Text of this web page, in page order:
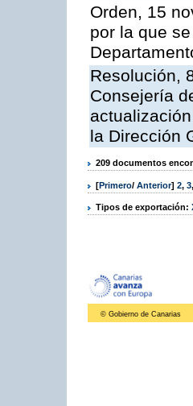
Orden, 15
por la que
Resolución,
Consejería
la Dirección
209 documentos
[Primero/ Anterior] 2, 3,
Tipos de exportación:
© Gobierno de Canarias